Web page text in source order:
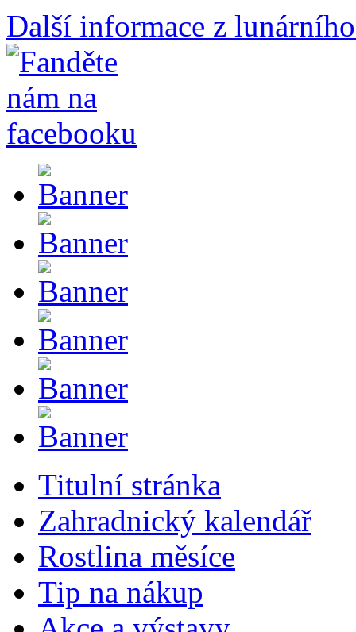
Další informace z
Titulní stránka
Zahradnický kalendář
Rostlina měsíce
Tip na nákup